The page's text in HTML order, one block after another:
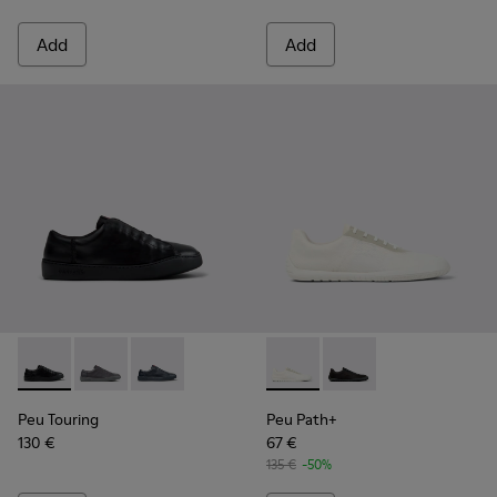
Add Add
Peu Touring - K101083-001 - Black Leather Sneakers for
Peu Touring - K101083-005
Peu Touring - K101083-004
Peu Touring
130 €
Peu Path+ - K101100-001 -
Peu Path+ -
Peu Path+
67 €
135 € -50%